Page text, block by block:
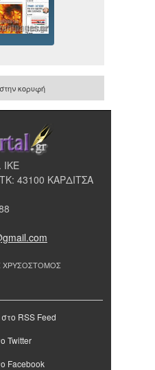
κορυφή
ΙΚΕ
43100 ΚΑΡΔΙΤΣΑ
ΧΡΥΣΟΣΤΟΜΟΣ
RSS Feed
Twitter
Facebook